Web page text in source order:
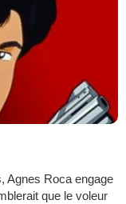
Agnes Roca engage
que le voleur